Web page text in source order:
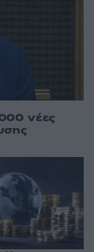
νέες